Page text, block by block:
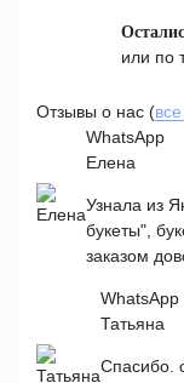
или по
Отзывы о нас (
WhatsApp
Елена
Узнала из
букеты",
заказом
WhatsApp
Татьяна
Спасибо.